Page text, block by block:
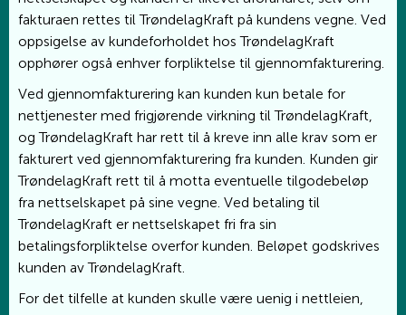
fakturaen rettes til TrøndelagKraft på kundens vegne. Ved
oppsigelse av kundeforholdet hos TrøndelagKraft
opphører også enhver forpliktelse til gjennomfakturering.
Ved gjennomfakturering kan kunden kun betale for
nettjenester med frigjørende virkning til TrøndelagKraft,
og TrøndelagKraft har rett til å kreve inn alle krav som er
fakturert ved gjennomfakturering fra kunden. Kunden gir
TrøndelagKraft rett til å motta eventuelle tilgodebeløp
fra nettselskapet på sine vegne. Ved betaling til
TrøndelagKraft er nettselskapet fri fra sin
betalingsforpliktelse overfor kunden. Beløpet godskrives
kunden av TrøndelagKraft.
For det tilfelle at kunden skulle være uenig i nettleien,